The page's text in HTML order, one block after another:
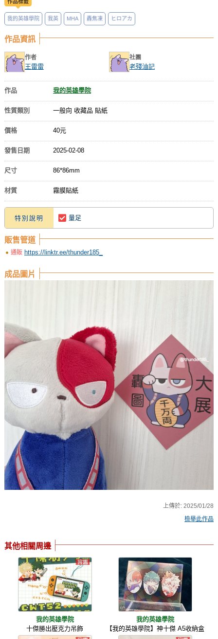
作品標籤
我的英雄學院 我英 MHA 轟焦凍 ヒロアカ
作品資訊
作者
王雷雷
社團
老殘油記
作品 我的英雄學院
性質類別 一般向 收藏品 貼紙
價格 40元
發售日期 2025-02-08
尺寸 86*86mm
材質 霧膜貼紙
特別說明 量足
販售管道
通販 https://linktr.ee/thunder185_
成品圖片
上傳於:2025/01/28
檢舉此作品
其他相關周邊
我的英雄學院
十傑勝出壓克力吊飾
我的英雄學院
【我的英雄學院】神十傑 A5收納盒